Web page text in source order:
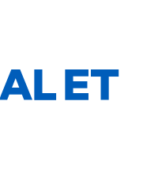
ET